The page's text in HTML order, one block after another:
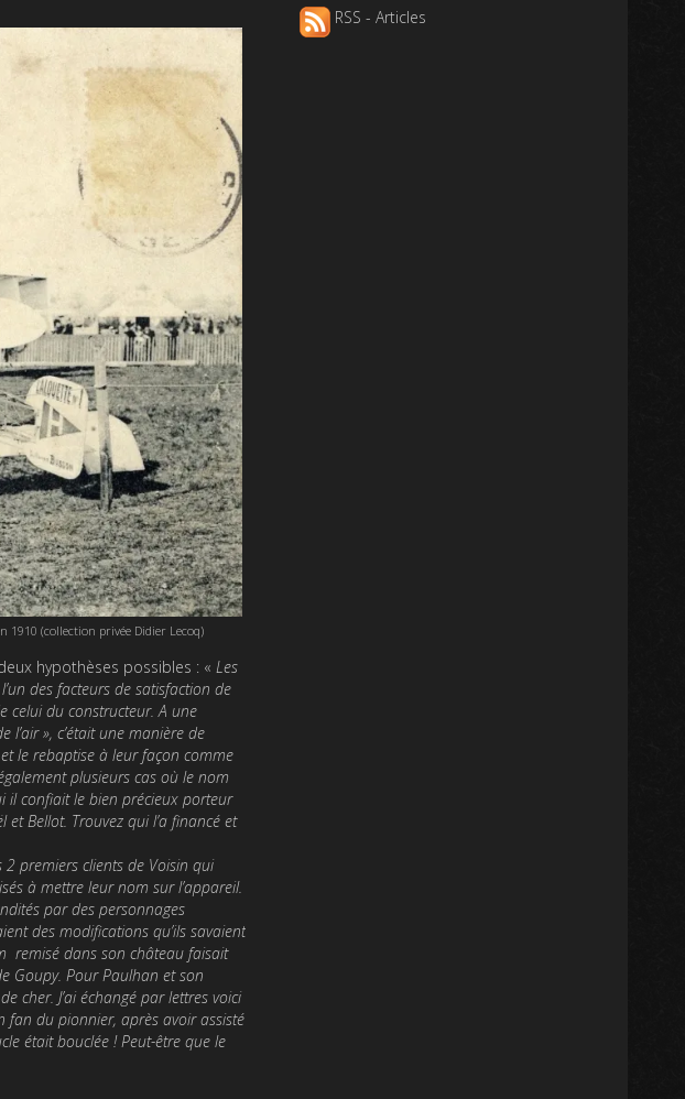
1910 (collection privée Didier Lecoq)
hypothèses possibles : « Les
des facteurs de satisfaction de
celui du constructeur. A une
», c’était une manière de
le rebaptise à leur façon comme
plusieurs cas où le nom
il confiait le bien précieux porteur
et Bellot. Trouvez qui l’a financé et
2 premiers clients de Voisin qui
à mettre leur nom sur l’appareil.
par des personnages
des modifications qu’ils savaient
remisé dans son château faisait
Goupy. Pour Paulhan et son
cher. J’ai échangé par lettres voici
fan du pionnier, après avoir assisté
était bouclée ! Peut-être que le
RSS - Articles